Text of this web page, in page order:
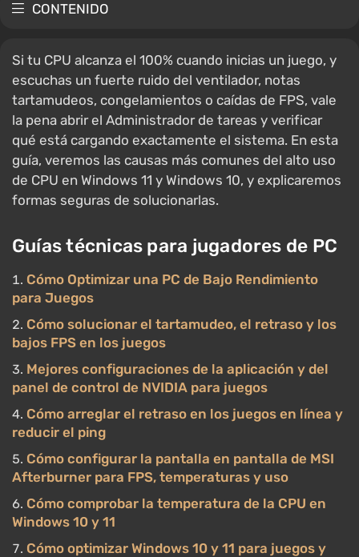
CONTENIDO
Si tu CPU alcanza el 100% cuando inicias un juego, y
escuchas un fuerte ruido del ventilador, notas
tartamudeos, congelamientos o caídas de FPS, vale
la pena abrir el Administrador de tareas y verificar
qué está cargando exactamente el sistema. En esta
guía, veremos las causas más comunes del alto uso
de CPU en Windows 11 y Windows 10, y explicaremos
formas seguras de solucionarlas.
Guías técnicas para jugadores de PC
Cómo Optimizar una PC de Bajo Rendimiento
para Juegos
Cómo solucionar el tartamudeo, el retraso y los
bajos FPS en los juegos
Mejores configuraciones de la aplicación y del
panel de control de NVIDIA para juegos
Cómo arreglar el retraso en los juegos en línea y
reducir el ping
Cómo configurar la pantalla en pantalla de MSI
Afterburner para FPS, temperaturas y uso
Cómo comprobar la temperatura de la CPU en
Windows 10 y 11
Cómo optimizar Windows 10 y 11 para juegos y